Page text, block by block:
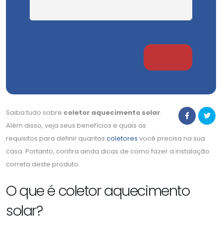
Saiba tudo sobre coletor aquecimento solar.
Além disso, veja seus benefícios e quais os
requisitos para definir quantos coletores você precisa na sua
casa. Portanto, confira ainda dicas de como fazer a instalação
correta deste produto.
O que é coletor aquecimento
solar?